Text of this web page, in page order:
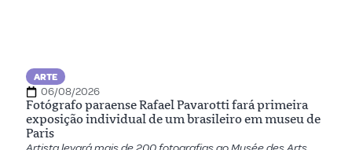
ARTE
06/08/2026
Fotógrafo paraense Rafael Pavarotti fará primeira
exposição individual de um brasileiro em museu de
Paris